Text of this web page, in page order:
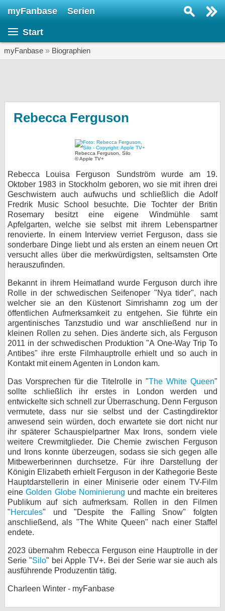
myFanbase Serien
Start
myFanbase » Biographien
Rebecca Ferguson
Rebecca Ferguson, Silo
© Apple TV+
Rebecca Louisa Ferguson Sundström wurde am 19.
Oktober 1983 in Stockholm geboren, wo sie mit ihren drei
Geschwistern auch aufwuchs und schließlich die Adolf
Fredrik Music School besuchte. Die Tochter der Britin
Rosemary besitzt eine eigene Windmühle samt
Apfelgarten, welche sie selbst mit ihrem Lebenspartner
renovierte. In einem Interview verriet Ferguson, dass sie
sonderbare Dinge liebt und als ersten an einem neuen Ort
versucht alles über die merkwürdigsten, seltsamsten Orte
herauszufinden.
Bekannt in ihrem Heimatland wurde Ferguson durch ihre
Rolle in der schwedischen Seifenoper "Nya tider", nach
welcher sie an den Küstenort Simrishamn zog um der
öffentlichen Aufmerksamkeit zu entgehen. Sie führte ein
argentinisches Tanzstudio und war anschließend nur in
kleinen Rollen zu sehen. Dies änderte sich, als Ferguson
2011 in der schwedischen Produktion "A One-Way Trip To
Antibes" ihre erste Filmhauptrolle erhielt und so auch in
Kontakt mit einem Agenten in London kam.
Das Vorsprechen für die Titelrolle in "The White Queen"
sollte schließlich ihr erstes in London werden und
entwickelte sich schnell zur Überraschung. Denn Ferguson
vermutete, dass nur sie selbst und der Castingdirektor
anwesend sein würden, doch erwartete sie dort nicht nur
ihr späterer Schauspielpartner Max Irons, sondern viele
weitere Crewmitglieder. Die Chemie zwischen Ferguson
und Irons konnte überzeugen, sodass sie sich gegen alle
Mitbewerberinnen durchsetze. Für ihre Darstellung der
Königin Elizabeth erhielt Ferguson in der Kathegorie Beste
Hauptdarstellerin in einer Miniserie oder einem TV-Film
eineGolden Globe Nominierung und machte ein breiteres
Publikum auf sich aufmerksam. Rollen in den Filmen
"Hercules" und "Despite the Falling Snow" folgten
anschließend, als "The White Queen" nach einer Staffel
endete.
2023 übernahm Rebecca Ferguson eine Hauptrolle in der
Serie "Silo" bei Apple TV+. Bei der Serie war sie auch als
ausführende Produzentin tätig.
Charleen Winter - myFanbase
KULTUR
SERVICE
Gewinnspiele
Forum
bei X
bei Facebook
Kontakt
Nutzungsbedingungen
Datenschutz
Cookie-Einstellungen
Impressum
Desktop-Ansicht
myFanbase